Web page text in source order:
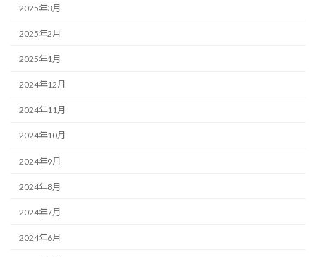
2025年3月
2025年2月
2025年1月
2024年12月
2024年11月
2024年10月
2024年9月
2024年8月
2024年7月
2024年6月